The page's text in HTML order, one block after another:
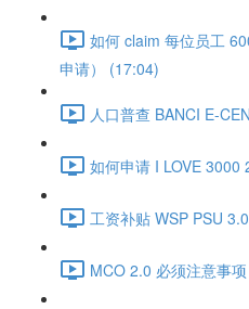
如何 claim 每位员工
申请） (17:04)
人口普查 BANCI E-
如何申请 I LOVE 3000
工资补贴 WSP PSU
MCO 2.0 必须注意事